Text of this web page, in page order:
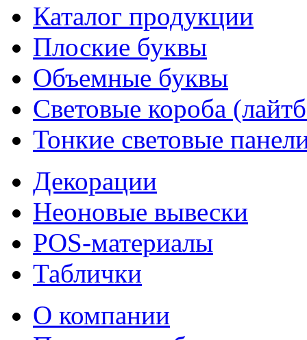
Каталог продукции
Плоские буквы
Объемные буквы
Световые короба
Тонкие световые
Декорации
Неоновые вывески
POS-материалы
Таблички
О компании